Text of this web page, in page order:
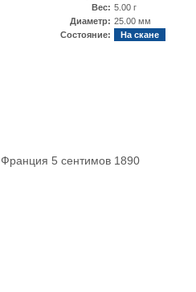
Вес: 5.00 г
Диаметр: 25.00 мм
Состояние:
На скане
Франция 5 сентимов 1890